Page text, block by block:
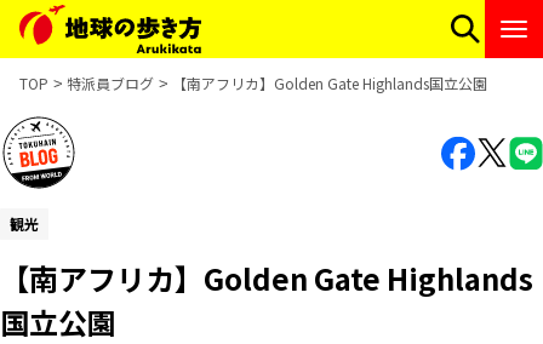
TOP 特派員ブログ 【南アフリカ】Golden Gate Highlands国立公園
観光
【南アフリカ】Golden Gate Highlands
国立公園